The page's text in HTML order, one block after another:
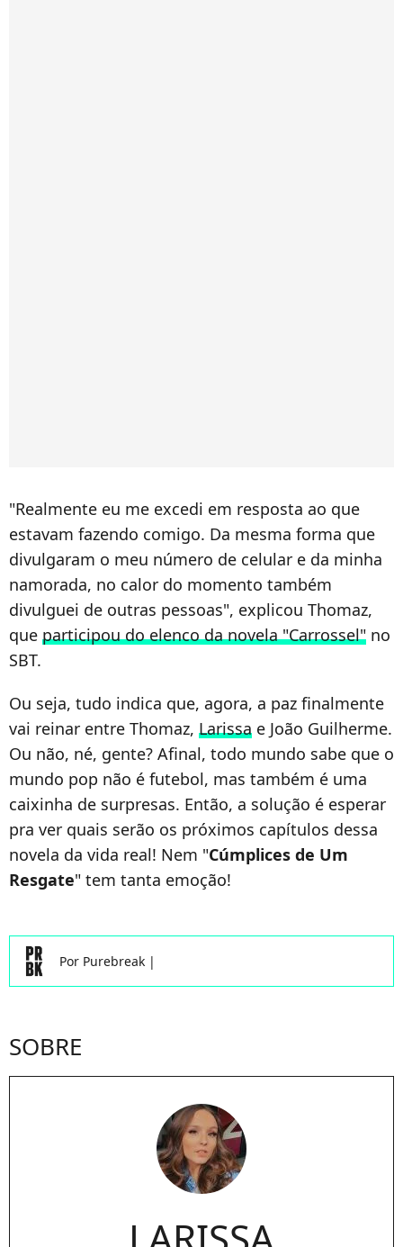
"Realmente eu me excedi em resposta ao que
estavam fazendo comigo. Da mesma forma que
divulgaram o meu número de celular e da minha
namorada, no calor do momento também
divulguei de outras pessoas", explicou Thomaz,
que participou do elenco da novela "Carrossel" no
SBT.
Ou seja, tudo indica que, agora, a paz finalmente
vai reinar entre Thomaz, Larissa e João Guilherme.
Ou não, né, gente? Afinal, todo mundo sabe que o
mundo pop não é futebol, mas também é uma
caixinha de surpresas. Então, a solução é esperar
pra ver quais serão os próximos capítulos dessa
novela da vida real! Nem "Cúmplices de Um
Resgate" tem tanta emoção!
Por Purebreak |
SOBRE